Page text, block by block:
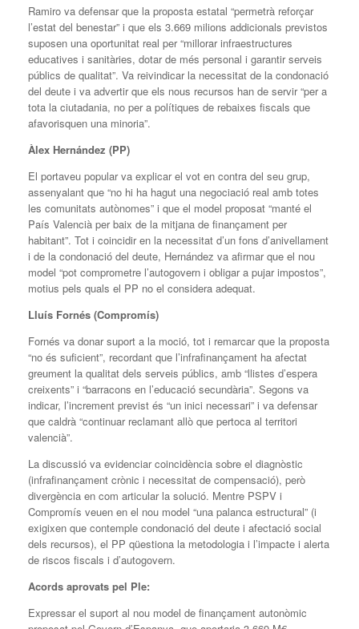
Ramiro va defensar que la proposta estatal “permetrà reforçar
l’estat del benestar” i que els 3.669 milions addicionals previstos
suposen una oportunitat real per “millorar infraestructures
educatives i sanitàries, dotar de més personal i garantir serveis
públics de qualitat”. Va reivindicar la necessitat de la condonació
del deute i va advertir que els nous recursos han de servir “per a
tota la ciutadania, no per a polítiques de rebaixes fiscals que
afavorisquen una minoria”.
Àlex Hernández (PP)
El portaveu popular va explicar el vot en contra del seu grup,
assenyalant que “no hi ha hagut una negociació real amb totes
les comunitats autònomes” i que el model proposat “manté el
País Valencià per baix de la mitjana de finançament per
habitant”. Tot i coincidir en la necessitat d’un fons d’anivellament
i de la condonació del deute, Hernández va afirmar que el nou
model “pot comprometre l’autogovern i obligar a pujar impostos”,
motius pels quals el PP no el considera adequat.
Lluís Fornés (Compromís)
Fornés va donar suport a la moció, tot i remarcar que la proposta
“no és suficient”, recordant que l’infrafinançament ha afectat
greument la qualitat dels serveis públics, amb “llistes d’espera
creixents” i “barracons en l’educació secundària”. Segons va
indicar, l’increment previst és “un inici necessari” i va defensar
que caldrà “continuar reclamant allò que pertoca al territori
valencià”.
La discussió va evidenciar coincidència sobre el diagnòstic
(infrafinançament crònic i necessitat de compensació), però
divergència en com articular la solució. Mentre PSPV i
Compromís veuen en el nou model “una palanca estructural” (i
exigixen que contemple condonació del deute i afectació social
dels recursos), el PP qüestiona la metodologia i l’impacte i alerta
de riscos fiscals i d’autogovern.
Acords aprovats pel Ple:
Expressar el suport al nou model de finançament autonòmic